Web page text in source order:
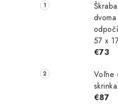
57 x
€73
Voľne
€87